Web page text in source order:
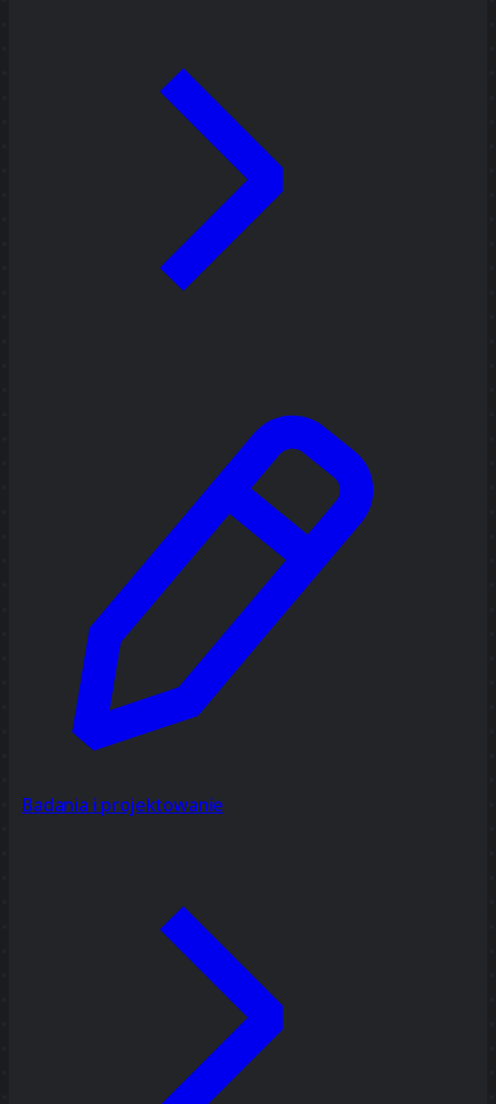
Badania i projektowanie